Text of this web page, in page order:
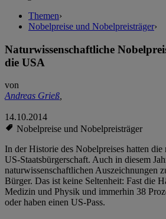
Themen›
Nobelpreise und Nobelpreisträger›
Naturwissenschaftliche
die USA
von
Andreas Grieß,
14.10.2014
Nobelpreise und Nobelpreisträger
In der Historie des Nobelpreises hatten die
US-Staatsbürgerschaft. Auch in diesem
naturwissenschaftlichen Auszeichnungen
Bürger. Das ist keine Seltenheit: Fast die
Medizin und Physik und immerhin 38
oder haben einen US-Pass.